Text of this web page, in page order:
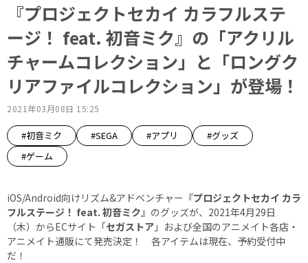
『プロジェクトセカイ カラフルステ
ージ！ feat. 初音ミク』の「アクリル
チャームコレクション」と「ロングク
リアファイルコレクション」が登場！
2021年03月08日 15:25
#初音ミク #SEGA #アプリ
#グッズ
#ゲーム
iOS/Android向けリズム&アドベンチャー『プロジェクトセカイ カラ
フルステージ！ feat. 初音ミク』のグッズが、2021年4月29日
（木）からECサイト「セガストア 」および全国のアニメイト各店・
アニメイト通販にて発売決定！ 各アイテムは現在、予約受付中
だ！